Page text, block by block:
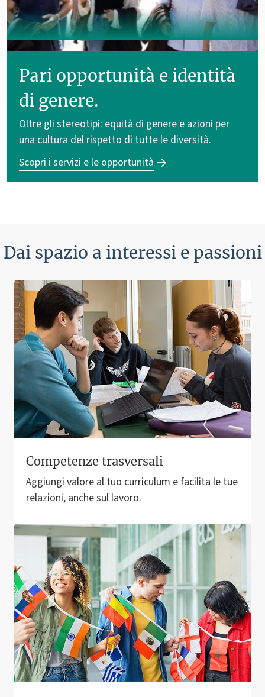
Pari opportunità e identità
di genere.
Oltre gli stereotipi: equità di genere e azioni per
una cultura del rispetto di tutte le diversità.
Scopri i servizi e le opportunità
Dai spazio a interessi e passioni
Competenze trasversali
Aggiungi valore al tuo curriculum e facilita le tue
relazioni, anche sul lavoro.